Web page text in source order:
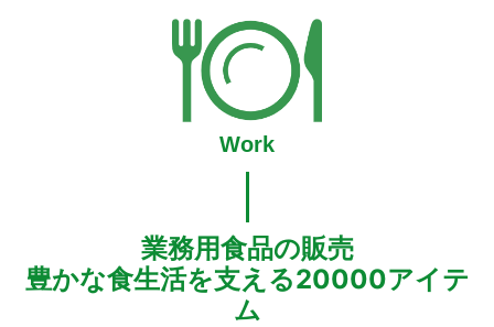
Work
業務用食品の販売
豊かな食生活を支える20000アイテ
ム